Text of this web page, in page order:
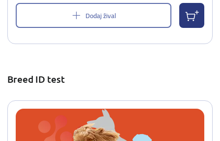
Dodaj žival
Breed ID test